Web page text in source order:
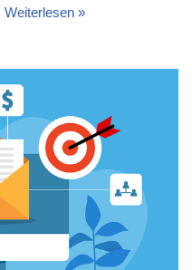
Weiterlesen »